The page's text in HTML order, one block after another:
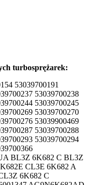
turbosprężarek:
53039700191
53039700238
53039700245
53039700270
53039900469
53039700288
53039700294
BL3Z 6K682 C BL3Z
CL3E 6K682 A
6K682 C